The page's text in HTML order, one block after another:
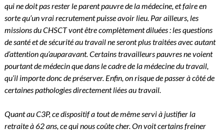
qui ne doit pas rester le parent pauvre de la médecine, et faire en
sorte qu’un vrai recrutement puisse avoir lieu. Par ailleurs, les
missions du CHSCT vont être complètement diluées : les questions
de santé et de sécurité au travail ne seront plus traitées avec autant
d’attention qu’auparavant. Certains travailleurs pauvres ne voient
pourtant de médecin que dans le cadre de la médecine du travail,
qu’il importe donc de préserver. Enfin, on risque de passer à côté de
certaines pathologies directement liées au travail.
Quant au C3P, ce dispositif a tout de même servi à justifier la
retraite à 62 ans, ce qui nous coûte cher. On voit certains freiner